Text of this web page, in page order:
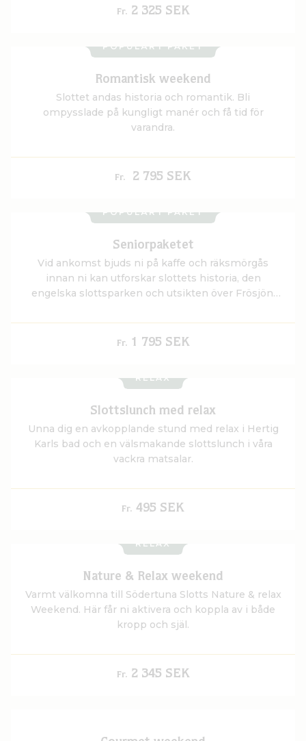
Fr. 2 325 SEK
POPULÄRT PAKET
Romantisk weekend
Slottet andas historia och romantik. Bli
ompysslade på kungligt manér och få tid för
varandra.
Fr. 2 795 SEK
POPULÄRT PAKET
Seniorpaketet
Vid ankomst bjuds ni på kaffe och räksmörgås
innan ni kan utforskar slottets historia, den
engelska slottsparken och utsikten över Frösjön.
vackra matsalar innan ni somnar gott.
Fr. 1 795 SEK
RELAX
Slottslunch med relax
Unna dig en avkopplande stund med relax i Hertig
Karls bad och en välsmakande slottslunch i våra
vackra matsalar.
Fr. 495 SEK
RELAX
Nature & Relax weekend
Varmt välkomna till Södertuna Slotts Nature & relax
Weekend. Här får ni aktivera och koppla av i både
kropp och själ.
Fr. 2 345 SEK